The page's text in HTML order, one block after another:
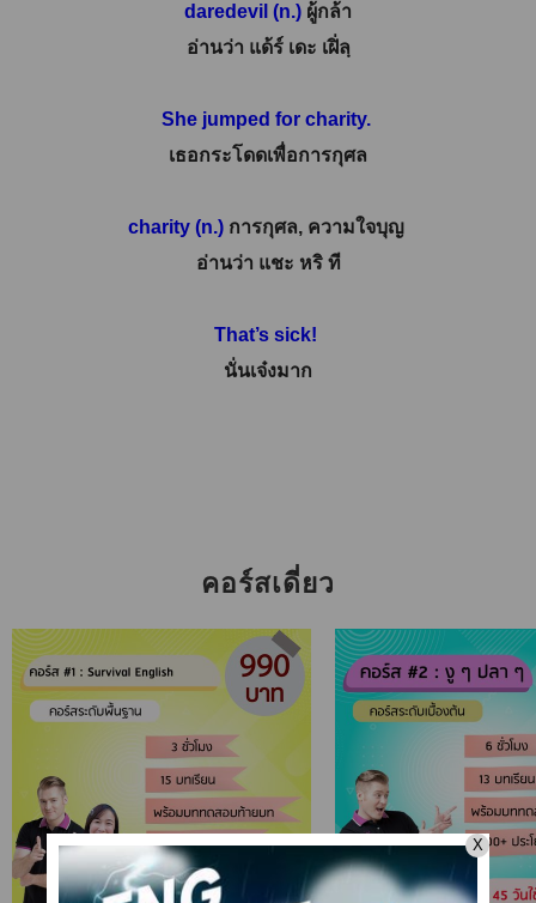
daredevil (n.) ผู้กล้า
อ่านว่า แด้ร์ เดะ เฝิ่ลฺ
She jumped for charity.
เธอกระโดดเพื่อการกุศล
charity (n.)การกุศล, ความใจบุญ
อ่านว่า แชะ หริ ที
That’s sick!
นั่นเจ๋งมาก
คอร์สเดี่ยว